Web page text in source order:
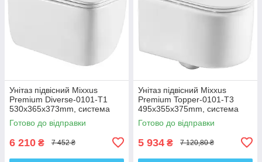
Унітаз підвісний Mixxus
Premium Diverse-0101-T1
530x365x373mm, система
змиву Tornado 1.0 (MP6477)
Готово до відправки
6 210 ₴ 7 452 ₴
Унітаз підвісний Mixxus
Premium Topper-0101-T3
495x355x375mm, система
змиву Tornado 1.0 (MP6476)
Готово до відправки
5 934 ₴ 7 120,80 ₴